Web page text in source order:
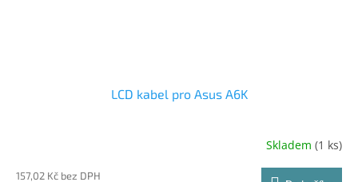
LCD kabel pro Asus A6K
Skladem (1 ks)
157,02 Kč bez DPH